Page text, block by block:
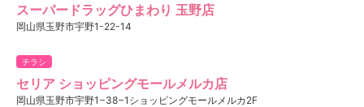
スーパードラッグひまわり 玉野店
岡山県玉野市宇野1-22-14
チラシ
セリア ショッピングモールメルカ店
岡山県玉野市宇野1−38−1ショッピングモールメルカ2F